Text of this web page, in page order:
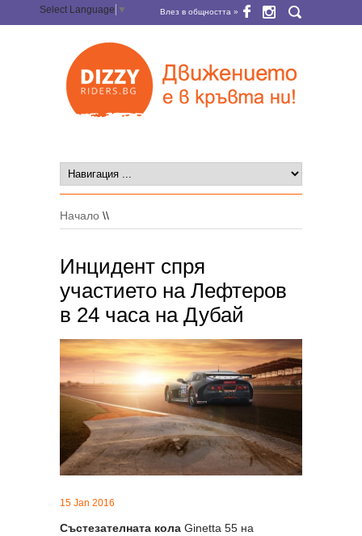
Select Language ▼ Влез в общността »
Начало \\
Инцидент спря
участието на Лефтеров
в 24 часа на Дубай
15 Jan 2016
Състезателната кола Ginetta 55 на